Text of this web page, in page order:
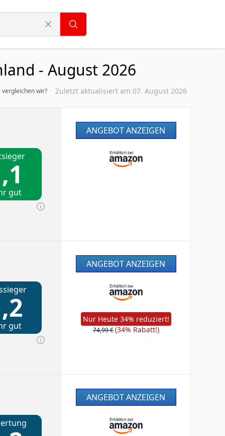
- August 2026
vergleichen wir? Zuletzt aktualisiert am 07. August 2026
gut
ANGEBOT ANZEIGEN
gut
ANGEBOT ANZEIGEN
Nur Heute 34% reduziert!
74,99 €(34% Rabatt!)
ANGEBOT ANZEIGEN